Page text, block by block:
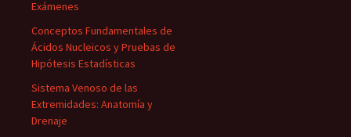
Exámenes
Conceptos Fundamentales de
Ácidos Nucleicos y Pruebas de
Hipótesis Estadísticas
Sistema Venoso de las
Extremidades: Anatomía y
Drenaje